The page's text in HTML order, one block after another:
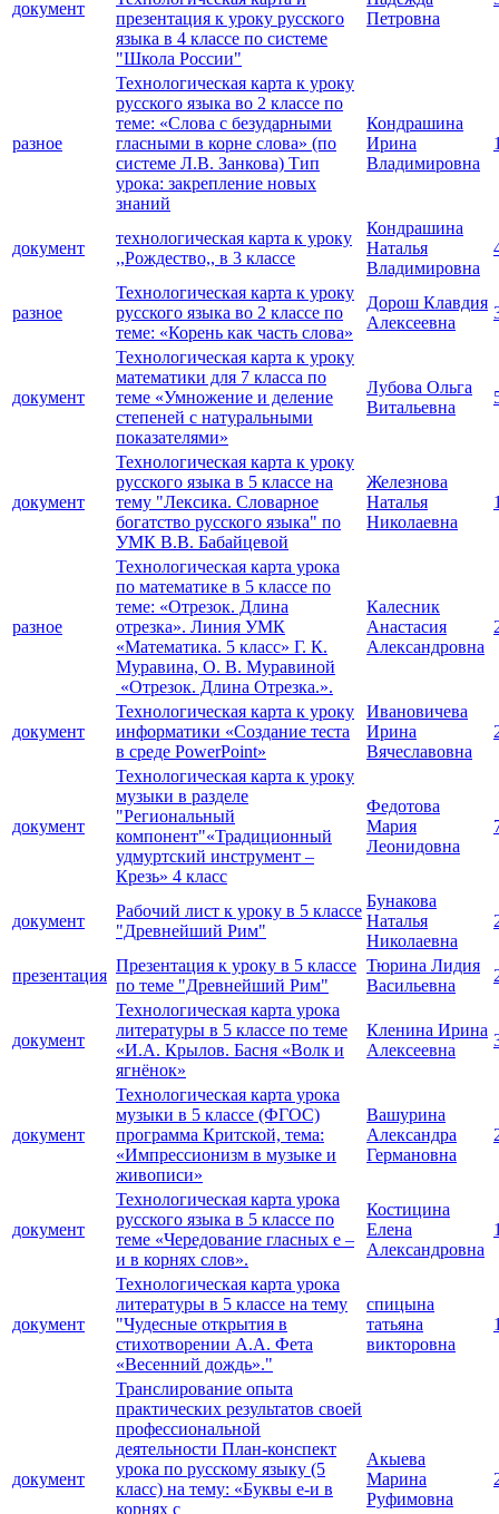
документ
презентация к уроку русского
языка в 4 классе по системе
"Школа России"
Петровна
разное
Технологическая карта к уроку
русского языка во 2 классе по
теме: «Слова с безударными
гласными в корне слова» (по
системе Л.В. Занкова) Тип
урока: закрепление новых
знаний
Кондрашина
Ирина
Владимировна
документ
технологическая карта к уроку
,,Рождество,, в 3 классе
Кондрашина
Наталья
Владимировна
разное
Технологическая карта к уроку
русского языка во 2 классе по
теме: «Корень как часть слова»
Дорош Клавдия
Алексеевна
документ
Технологическая карта к уроку
математики для 7 класса по
теме «Умножение и деление
степеней с натуральными
показателями»
Лубова Ольга
Витальевна
документ
Технологическая карта к уроку
русского языка в 5 классе на
тему "Лексика. Словарное
богатство русского языка" по
УМК В.В. Бабайцевой
Железнова
Наталья
Николаевна
разное
Технологическая карта урока
по математике в 5 классе по
теме: «Отрезок. Длина
отрезка». Линия УМК
«Математика. 5 класс» Г. К.
Муравина, О. В. Муравиной
«Отрезок. Длина Отрезка.».
Калесник
Анастасия
Александровна
документ
Технологическая карта к уроку
информатики «Создание теста
в среде PowerPoint»
Ивановичева
Ирина
Вячеславовна
документ
Технологическая карта к уроку
музыки в разделе
"Региональный
компонент"«Традиционный
удмуртский инструмент –
Крезь» 4 класс
Федотова
Мария
Леонидовна
документ
Рабочий лист к уроку в 5 классе
"Древнейший Рим"
Бунакова
Наталья
Николаевна
презентация
Презентация к уроку в 5 классе
по теме "Древнейший Рим"
Тюрина Лидия
Васильевна
документ
Технологическая карта урока
литературы в 5 классе по теме
«И.А. Крылов. Басня «Волк и
ягнёнок»
Кленина Ирина
Алексеевна
документ
Технологическая карта урока
музыки в 5 классе (ФГОС)
программа Критской, тема:
«Импрессионизм в музыке и
живописи»
Вашурина
Александра
Германовна
документ
Технологическая карта урока
русского языка в 5 классе по
теме «Чередование гласных е –
и в корнях слов».
Костицина
Елена
Александровна
документ
Технологическая карта урока
литературы в 5 классе на тему
"Чудесные открытия в
стихотворении А.А. Фета
«Весенний дождь»."
спицына
татьяна
викторовна
документ
Транслирование опыта
практических результатов своей
профессиональной
деятельности План-конспект
урока по русскому языку (5
класс) на тему: «Буквы е-и в
корнях с
Акыева
Марина
Руфимовна